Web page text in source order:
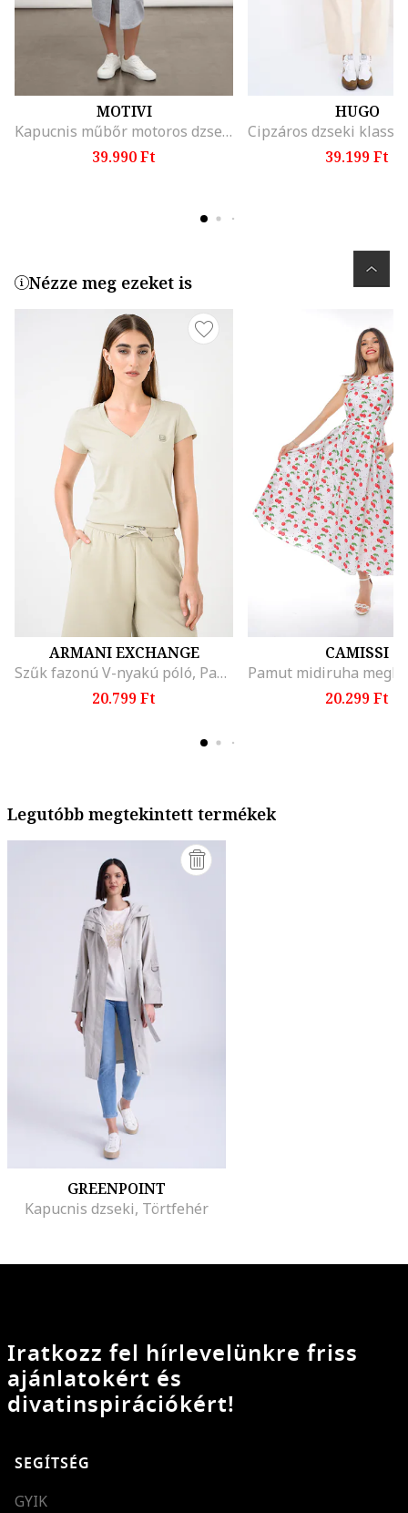
MOTIVI
Kapucnis műbőr motoros dzseki, Halvány rózsaszín
39.990 Ft
HUGO
39.199 Ft
Nézze meg ezeket is
ARMANI EXCHANGE
Szűk fazonú V-nyakú póló, Pasztellzöld
20.799 Ft
CAMISSI
20.299 Ft
Legutóbb megtekintett termékek
GREENPOINT
Kapucnis dzseki, Törtfehér
Iratkozz fel hírlevelünkre friss
ajánlatokért és
divatinspirációkért!
SEGÍTSÉG
GYIK